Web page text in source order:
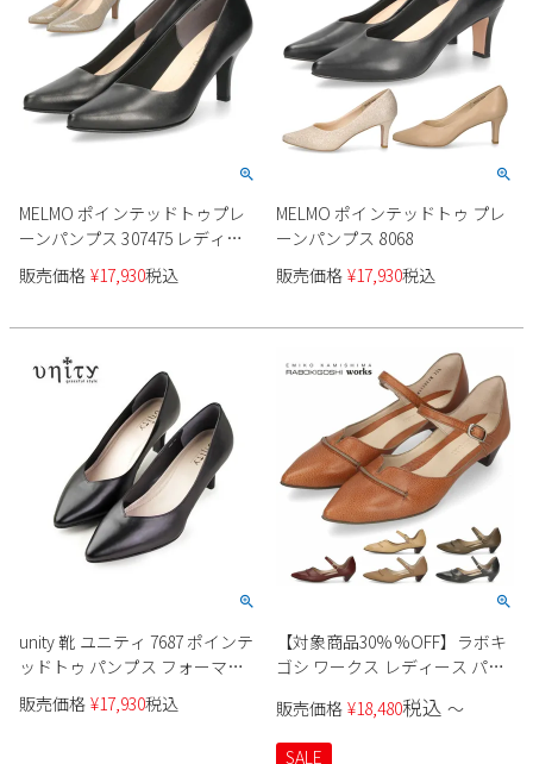
MELMO ポインテッドトゥプレ
ーンパンプス 307475 レディー
ス
販売価格 ¥17,930税込
MELMO ポインテッドトゥ プレ
ーンパンプス 8068
販売価格 ¥17,930税込
unity 靴 ユニティ 7687 ポインテ
ッドトゥ パンプス フォーマル
ビジネス 黒パンプス ブラック
販売価格 ¥17,930税込
【対象商品30%%OFF】ラボキ
ゴシ ワークス レディース パン
ューズ 黒 本革 ブラック ベージ
ュ グレー レッドブラウン 靴
販売価格 ¥18,480税込 〜
SALE